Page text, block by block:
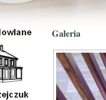
Galeria